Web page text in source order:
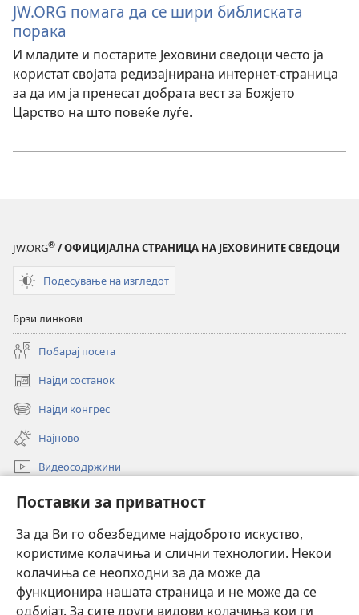
Поставки за приватност
За да Ви го обезбедиме најдоброто искуство,
користиме колачиња и слични технологии. Некои
колачиња се неопходни за да може да
функционира нашата страница и не може да се
одбијат. За сите други видови колачиња кои ги
JW.ORG помага да се шири библиската
порака
И младите и постарите Јеховини сведоци често ја
користат својата редизајнирана интернет-страница
за да им ја пренесат добрата вест за Божјето
Царство на што повеќе луѓе.
JW.ORG® / ОФИЦИЈАЛНА СТРАНИЦА НА ЈЕХОВИНИТЕ СВЕДОЦИ
Подесување на изгледот
Брзи линкови
Побарај посета
Најди состанок
(opens
new
window)
Најди конгрес
(opens
new
window)
Најново
Видеосодржини
(opens
new
window)ОНЛАЈН БИБЛИОТЕКА Watchtower™